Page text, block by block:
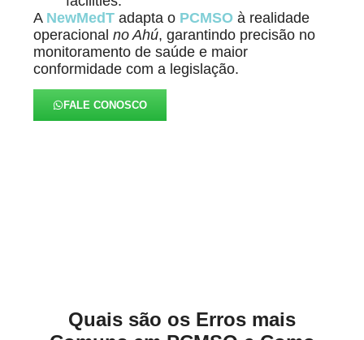
A NewMedT adapta o PCMSO à realidade
operacionalno Ahú, garantindo precisão no
monitoramento de saúde e maior
conformidade com a legislação.
FALE CONOSCO
Quais são os Erros mais